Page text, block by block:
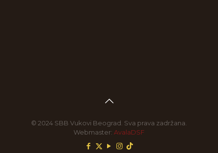
© 2024 SBB Vukovi Beograd. Sva prava zadržana.
Webmaster: AvalaDSF